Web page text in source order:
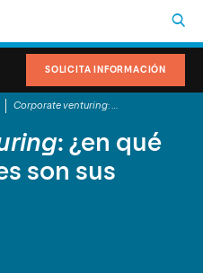
SOLICITA INFORMACIÓN
Corporate venturing: ¿en qué consiste y cuáles son sus ventajas?
: ¿en qué
son sus